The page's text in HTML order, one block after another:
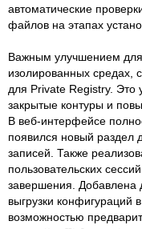
автоматические
файлов на этапах
Важным улучшением
изолированных средах,
для Private Registry.
закрытые контуры и
В веб-интерфейсе
появился новый раздел
записей. Также
пользовательских
завершения. Добавлена
выгрузки конфигураций
возможностью